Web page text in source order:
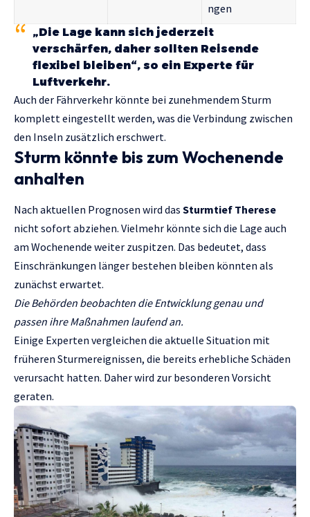
ngen
„Die Lage kann sich jederzeit
verschärfen, daher sollten Reisende
flexibel bleiben“, so ein Experte für
Luftverkehr.
Auch der Fährverkehr könnte bei zunehmendem Sturm
komplett eingestellt werden, was die Verbindung zwischen
den Inseln zusätzlich erschwert.
Sturm könnte bis zum Wochenende
anhalten
Nach aktuellen Prognosen wird das Sturmtief Therese
nicht sofort abziehen. Vielmehr könnte sich die Lage auch
am Wochenende weiter zuspitzen. Das bedeutet, dass
Einschränkungen länger bestehen bleiben könnten als
zunächst erwartet.
Die Behörden beobachten die Entwicklung genau und
passen ihre Maßnahmen laufend an.
Einige Experten vergleichen die aktuelle Situation mit
früheren Sturmereignissen, die bereits erhebliche Schäden
verursacht hatten. Daher wird zur besonderen Vorsicht
geraten.